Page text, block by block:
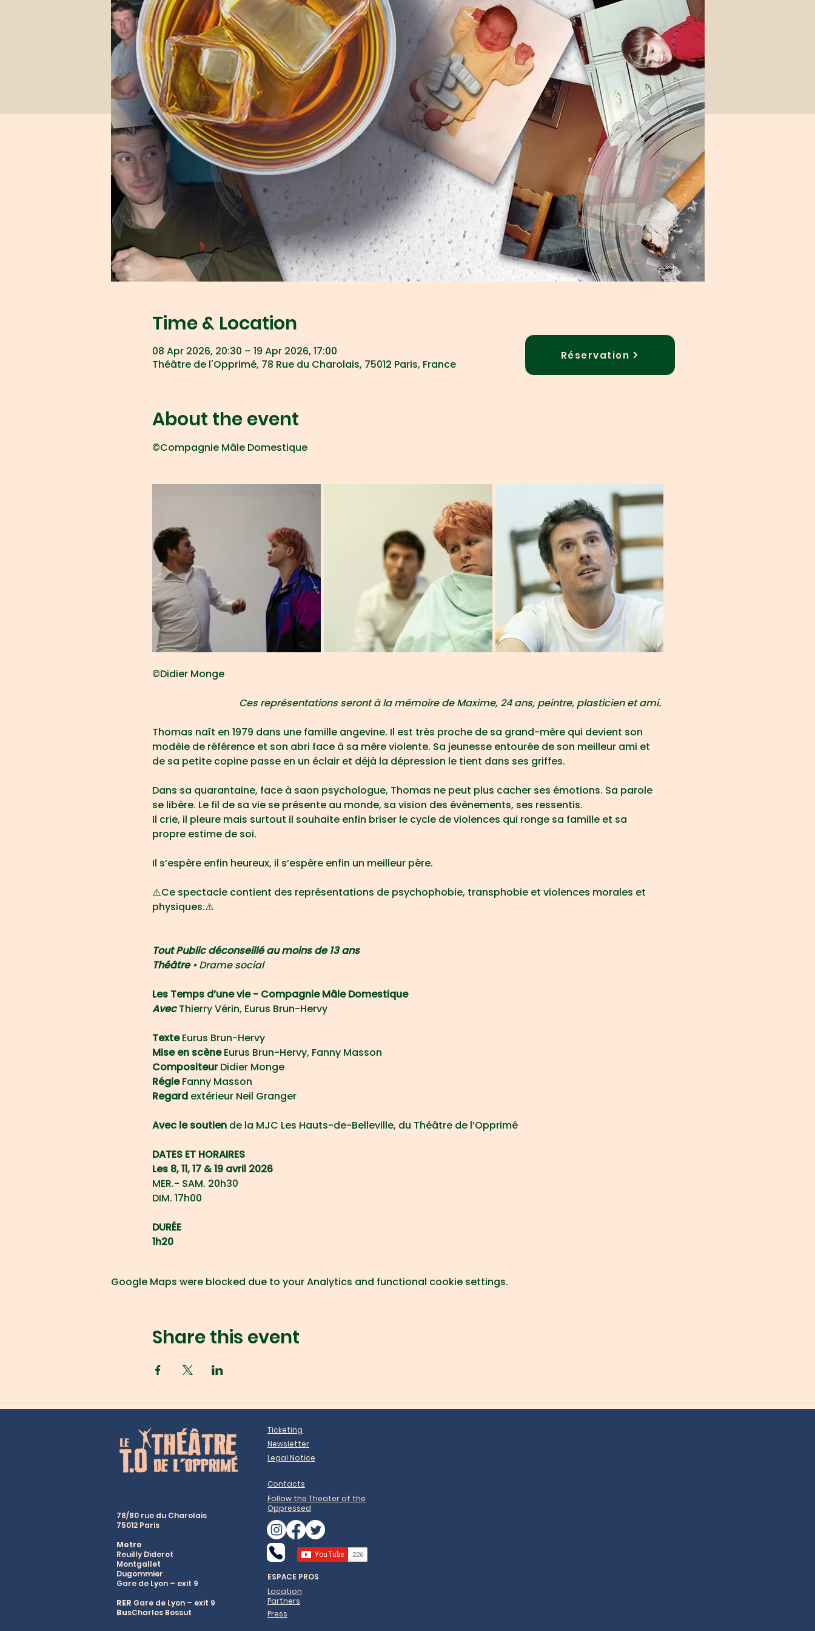
Time & Location
08 Apr 2026, 20:30 – 19 Apr 2026, 17:00
Théâtre de l'Opprimé, 78 Rue du Charolais, 75012 Paris, France
About the event
©Compagnie Mâle Domestique
©Didier Monge
Ces représentations seront à la mémoire de Maxime, 24 ans, peintre, plasticien et ami.
Thomas naît en 1979 dans une famille angevine. Il est très proche de sa grand-mère qui devient son
modèle de référence et son abri face à sa mère violente. Sa jeunesse entourée de son meilleur ami et
de sa petite copine passe en un éclair et déjà la dépression le tient dans ses griffes.
Dans sa quarantaine, face à saon psychologue, Thomas ne peut plus cacher ses émotions. Sa parole
se libère. Le fil de sa vie se présente au monde, sa vision des évènements, ses ressentis.
Il crie, il pleure mais surtout il souhaite enfin briser le cycle de violences qui ronge sa famille et sa
propre estime de soi.
Il s’espère enfin heureux, il s’espère enfin un meilleur père.
⚠️Ce spectacle contient des représentations de psychophobie, transphobie et violences morales et
physiques.⚠️
Tout Public déconseillé au moins de 13 ans
Théâtre • Drame social
Les Temps d’une vie - Compagnie Mâle Domestique
Avec Thierry Vérin, Eurus Brun-Hervy
Texte Eurus Brun-Hervy
Mise en scène Eurus Brun-Hervy, Fanny Masson
Compositeur Didier Monge
Régie Fanny Masson
Regard extérieur Neil Granger
Avec le soutien de la MJC Les Hauts-de-Belleville, du Théâtre de l’Opprimé
DATES ET HORAIRES
Les 8, 11, 17 & 19 avril 2026
MER.- SAM. 20h30
DIM. 17h00
DURÉE
1h20
Google Maps were blocked due to your Analytics and functional cookie settings.
Share this event
Réservation
Ticketing
Newsletter
Legal Notice
Contacts
78/80 rue du Charolais
75012 Paris
Metro
Reuilly Diderot
Montgallet
Dugommier
Gare de Lyon – exit 9
RER Gare de Lyon – exit 9
BusCharles Bossut
Follow the Theater of the
Oppressed
ESPACE PROS
Location
Partners
Press